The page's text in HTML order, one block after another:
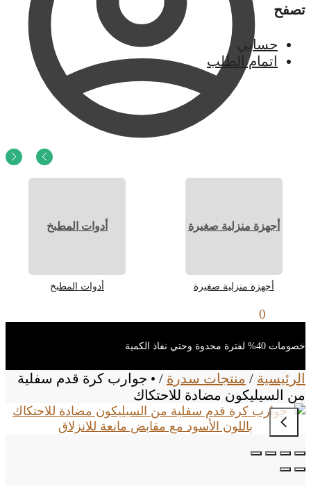
تصفح
حسابي
اتمام الطلب
أجهزة منزلية صغيرة
أجهزة منزلية صغيرة
أدوات المطبخ
أدوات المطبخ
0
خصومات 40% لفترة محدوة وحتي نفاذ الكمية
الرئيسية / منتجات سدرة / • جوارب كرة قدم سفلية
من السيليكون مضادة للاحتكاك